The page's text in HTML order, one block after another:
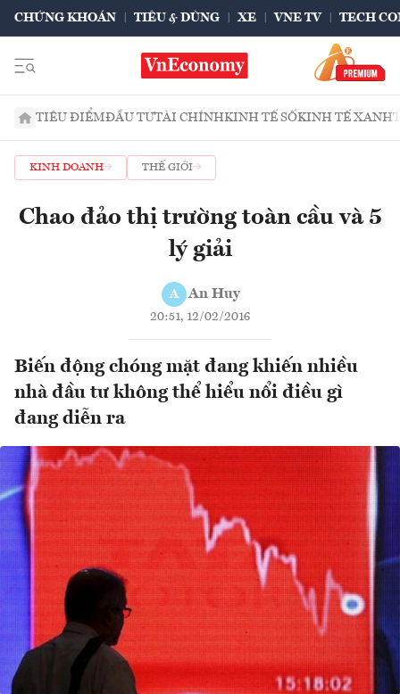
CHỨNG KHOÁN TIÊU & DÙNG XE VNE TV TECH
TIÊU ĐIỂMĐẦU TƯTÀI CHÍNHKINH TẾ SỐKINH TẾ XANH
KINH DOANH THẾ GIỚI
Chao đảo thị trường toàn cầu và 5
lý giải
A An Huy
20:51, 12/02/2016
Biến động chóng mặt đang khiến nhiều
nhà đầu tư không thể hiểu nổi điều gì
đang diễn ra